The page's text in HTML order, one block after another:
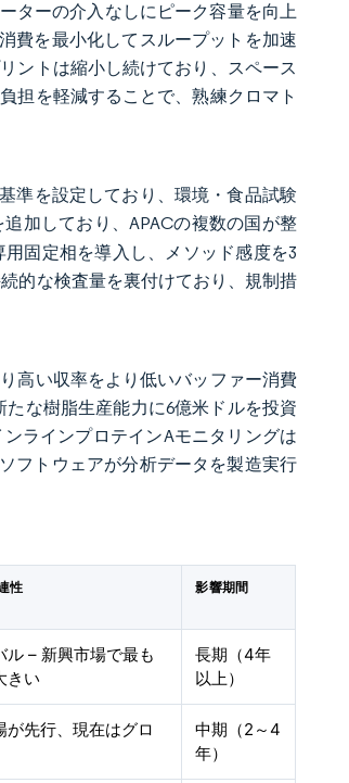
ターの介入なしにピーク容量を向上
費を最小化してスループットを加速
ントは縮小し続けており、スペース
担を軽減することで、熟練クロマト
準を設定しており、環境・食品試験
加しており、APACの複数の国が整
固定相を導入し、メソッド感度を3
的な検査量を裏付けており、規制措
高い収率をより低いバッファー消費
な樹脂生産能力に6億米ドルを投資
ラインプロテインAモニタリングは
フトウェアが分析データを製造実行
性 影響期間
ル – 新興市場で最も
きい
長期（4年
以上）
が先行、現在はグロ
中期（2～4
年）